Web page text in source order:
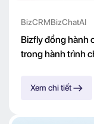
BizCRMBizChatAI
Bizfly đồng hành
trong hành trình
Xem chi tiết